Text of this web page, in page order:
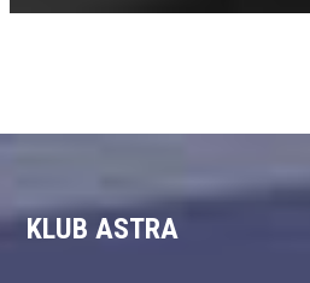
KLUB ASTRA